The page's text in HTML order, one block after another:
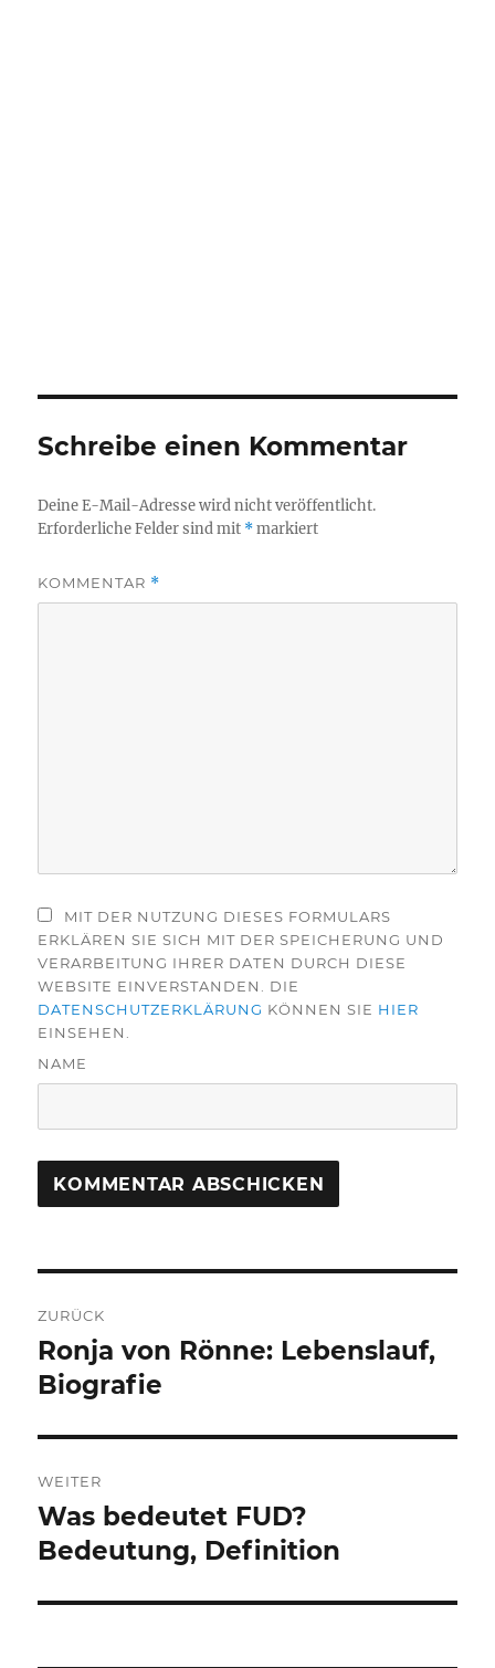
Schreibe einen Kommentar
Deine E-Mail-Adresse wird nicht veröffentlicht.
Erforderliche Felder sind mit *markiert
KOMMENTAR *
MIT DER NUTZUNG DIESES FORMULARS
ERKLÄREN SIE SICH MIT DER SPEICHERUNG UND
VERARBEITUNG IHRER DATEN DURCH DIESE
WEBSITE EINVERSTANDEN. DIE
DATENSCHUTZERKLÄRUNG KÖNNEN SIE HIER
EINSEHEN.
NAME
ZURÜCK
Vorheriger
Beitrag:
Ronja von Rönne: Lebenslauf,
Biografie
WEITER
Nächster
Beitrag:
Was bedeutet FUD?
Bedeutung, Definition